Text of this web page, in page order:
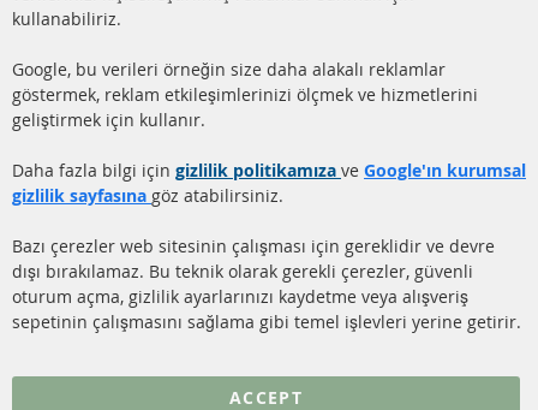
HIZLI LİNKLER
(DPF)
DİZEL PARTİKÜL FİLTRESİ
KATALİZÖR (KAT)
SSS
MÜŞTERİ
Hakkımızda
Gönderim ücreti
Daha fazla link
Veri koruma
kullanabiliriz.
Google, bu verileri örneğin size daha alakalı reklamlar
göstermek, reklam etkileşimlerinizi ölçmek ve hizmetlerini
geliştirmek için kullanır.
Daha fazla bilgi için gizlilik politikamıza ve Google'ın kurumsal
gizlilik sayfasına göz atabilirsiniz.
Bazı çerezler web sitesinin çalışması için gereklidir ve devre
dışı bırakılamaz. Bu teknik olarak gerekli çerezler, güvenli
oturum açma, gizlilik ayarlarınızı kaydetme veya alışveriş
sepetinin çalışmasını sağlama gibi temel işlevleri yerine getirir.
ACCEPT